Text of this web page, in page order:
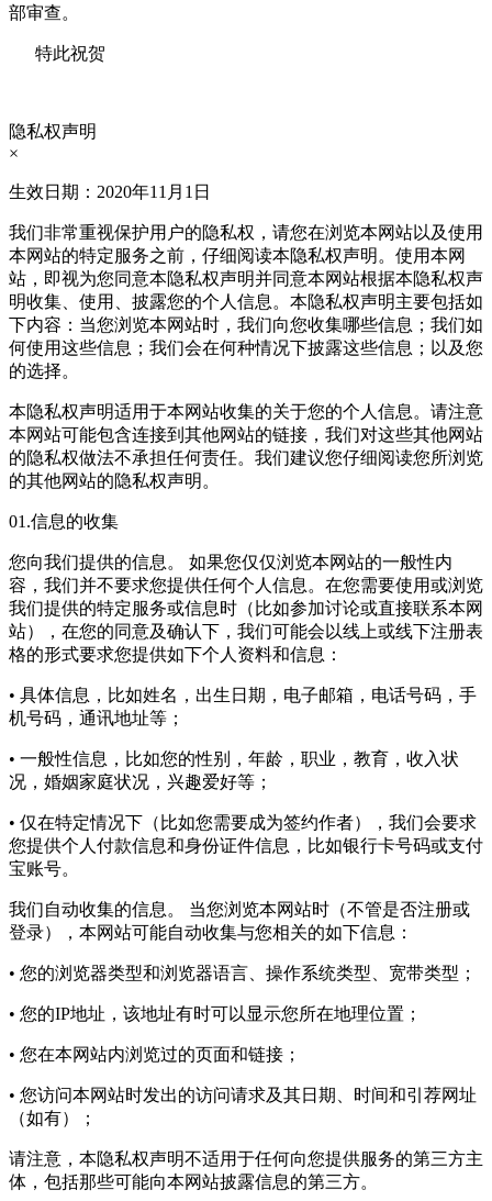
部审查。
特此祝贺
隐私权声明
×
生效日期：2020年11月1日
我们非常重视保护用户的隐私权，请您在浏览本网站以及使用
本网站的特定服务之前，仔细阅读本隐私权声明。使用本网
站，即视为您同意本隐私权声明并同意本网站根据本隐私权声
明收集、使用、披露您的个人信息。本隐私权声明主要包括如
下内容：当您浏览本网站时，我们向您收集哪些信息；我们如
何使用这些信息；我们会在何种情况下披露这些信息；以及您
的选择。
本隐私权声明适用于本网站收集的关于您的个人信息。请注意
本网站可能包含连接到其他网站的链接，我们对这些其他网站
的隐私权做法不承担任何责任。我们建议您仔细阅读您所浏览
的其他网站的隐私权声明。
01.信息的收集
您向我们提供的信息。 如果您仅仅浏览本网站的一般性内
容，我们并不要求您提供任何个人信息。在您需要使用或浏览
我们提供的特定服务或信息时（比如参加讨论或直接联系本网
站），在您的同意及确认下，我们可能会以线上或线下注册表
格的形式要求您提供如下个人资料和信息：
• 具体信息，比如姓名，出生日期，电子邮箱，电话号码，手
机号码，通讯地址等；
• 一般性信息，比如您的性别，年龄，职业，教育，收入状
况，婚姻家庭状况，兴趣爱好等；
• 仅在特定情况下（比如您需要成为签约作者），我们会要求
您提供个人付款信息和身份证件信息，比如银行卡号码或支付
宝账号。
我们自动收集的信息。 当您浏览本网站时（不管是否注册或
登录），本网站可能自动收集与您相关的如下信息：
• 您的浏览器类型和浏览器语言、操作系统类型、宽带类型；
• 您的IP地址，该地址有时可以显示您所在地理位置；
• 您在本网站内浏览过的页面和链接；
• 您访问本网站时发出的访问请求及其日期、时间和引荐网址
（如有）；
请注意，本隐私权声明不适用于任何向您提供服务的第三方主
体，包括那些可能向本网站披露信息的第三方。